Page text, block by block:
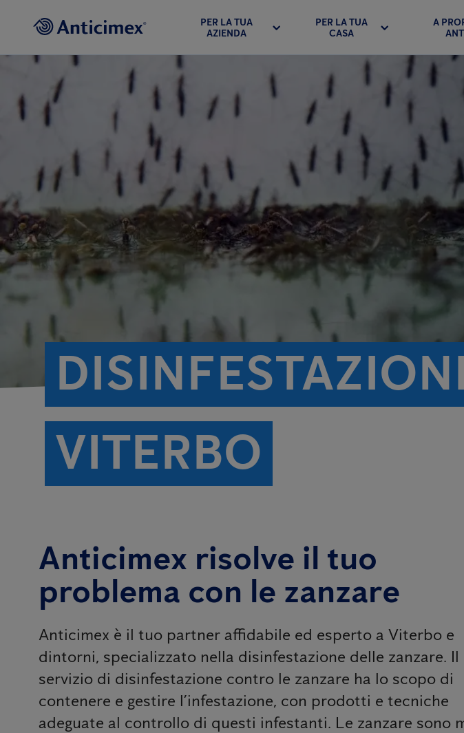
PER LA TUA
AZIENDA
PER LA TUA
CASA
A
VITERBO
Anticimex risolve il tuo
problema con le zanzare
Anticimex è il tuo partner affidabile ed esperto a Viterbo e
dintorni, specializzato nella disinfestazione delle zanzare.
servizio di disinfestazione contro le zanzare ha lo scopo di
contenere e gestire l’infestazione, con prodotti e tecniche
adeguate al controllo di questi infestanti. Le zanzare sono